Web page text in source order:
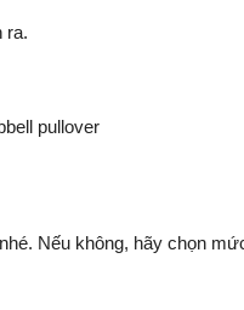
ra.
Nếu không, hãy chọn